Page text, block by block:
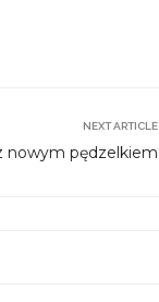
NEXT ARTICLE
nowym pędzelkiem